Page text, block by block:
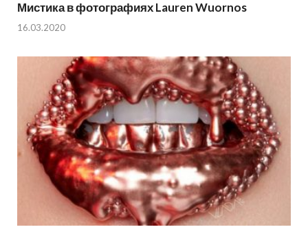
Мистика в фотографиях Lauren Wuornos
16.03.2020